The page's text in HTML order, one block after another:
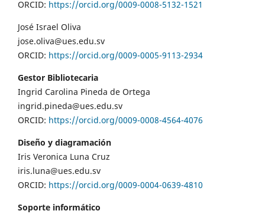
ORCID: https://orcid.org/0009-0008-5132-1521
José Israel Oliva
jose.oliva@ues.edu.sv
ORCID: https://orcid.org/0009-0005-9113-2934
Gestor Bibliotecaria
Ingrid Carolina Pineda de Ortega
ingrid.pineda@ues.edu.sv
ORCID: https://orcid.org/0009-0008-4564-4076
Diseño y diagramación
Iris Veronica Luna Cruz
iris.luna@ues.edu.sv
ORCID: https://orcid.org/0009-0004-0639-4810
Soporte informático